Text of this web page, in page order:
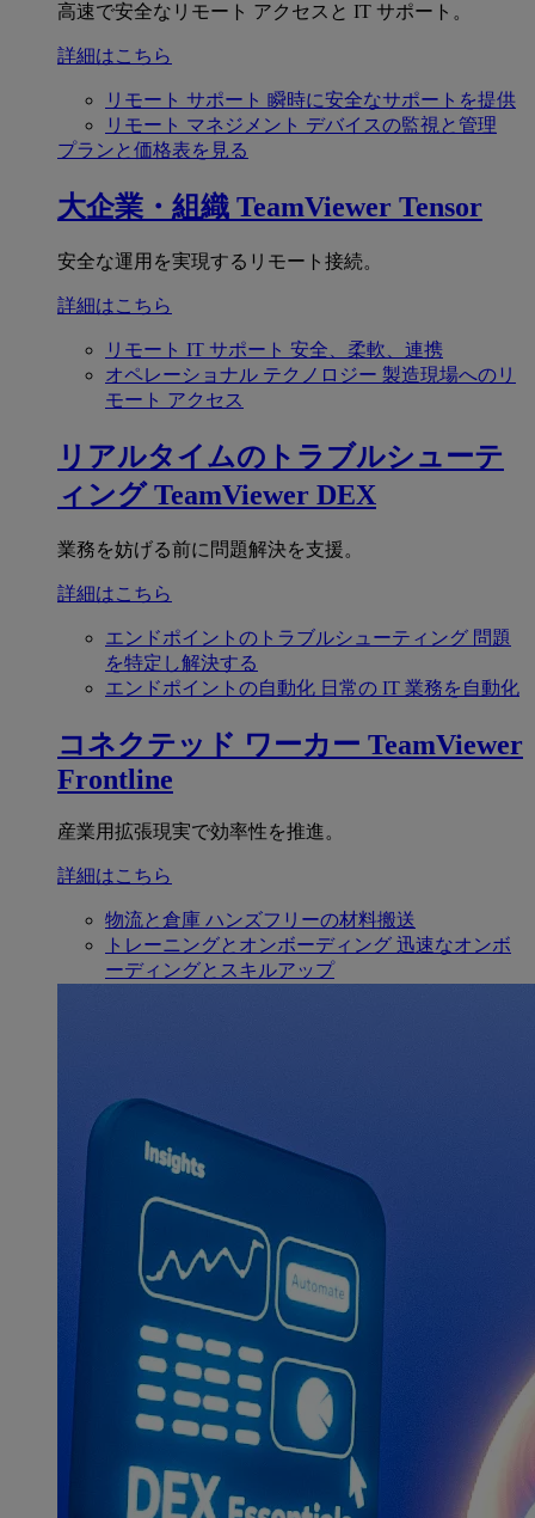
高速で安全なリモート アクセスと IT サポート。
詳細はこちら
リモート サポート 瞬時に安全なサポートを提供
リモート マネジメント デバイスの監視と管理
プランと価格表を見る
大企業・組織 TeamViewer Tensor
安全な運用を実現するリモート接続。
詳細はこちら
リモート IT サポート 安全、柔軟、連携
オペレーショナル テクノロジー 製造現場へのリ
モート アクセス
リアルタイムのトラブルシューテ
ィング TeamViewer DEX
業務を妨げる前に問題解決を支援。
詳細はこちら
エンドポイントのトラブルシューティング 問題
を特定し解決する
エンドポイントの自動化 日常の IT 業務を自動化
コネクテッド ワーカー TeamViewer
Frontline
産業用拡張現実で効率性を推進。
詳細はこちら
物流と倉庫 ハンズフリーの材料搬送
トレーニングとオンボーディング 迅速なオンボ
ーディングとスキルアップ